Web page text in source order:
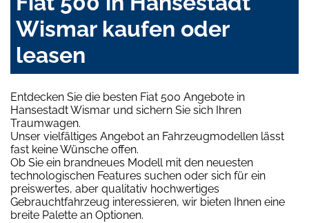
Wismar kaufen oder
leasen
Entdecken Sie die besten Fiat 500 Angebote in
Hansestadt Wismar und sichern Sie sich Ihren
Traumwagen.
Unser vielfältiges Angebot an Fahrzeugmodellen lässt
fast keine Wünsche offen.
Ob Sie ein brandneues Modell mit den neuesten
technologischen Features suchen oder sich für ein
preiswertes, aber qualitativ hochwertiges
Gebrauchtfahrzeug interessieren, wir bieten Ihnen eine
breite Palette an Optionen.